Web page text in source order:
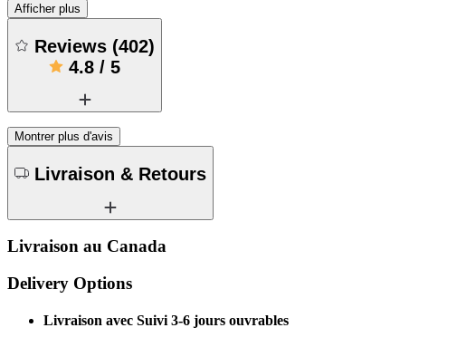
Afficher plus
Reviews (402)
4.8 / 5
Montrer plus d'avis
Livraison & Retours
Livraison au Canada
Delivery Options
Livraison avec Suivi 3-6 jours ouvrables